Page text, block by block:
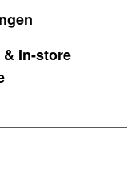
& In-store